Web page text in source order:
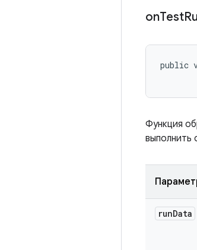
onTest
public
Функция
выполнить
runData